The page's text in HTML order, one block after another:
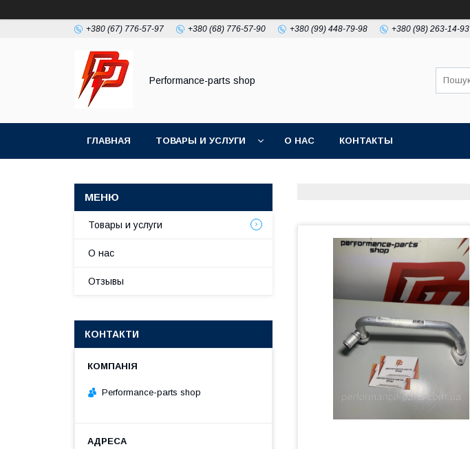
+380 (67) 776-57-97 +380 (68) 776-57-90 +380 (99) 448-79-98 +380 (98) 263-14-93
Performance-parts shop
ГЛАВНАЯ ТОВАРЫ И УСЛУГИ О НАС КОНТАКТЫ
Товары и услуги
О нас
Отзывы
КОНТАКТИ
Performance-parts shop